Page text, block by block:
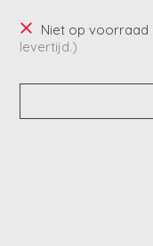
Niet op voorraad
levertijd.)